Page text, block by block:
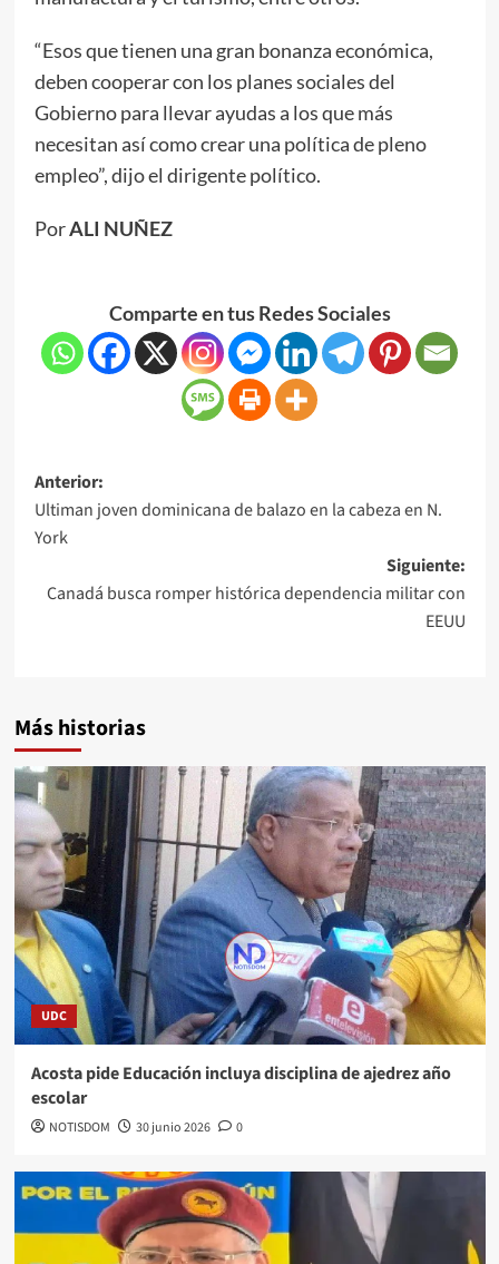
“Esos que tienen una gran bonanza económica,
deben cooperar con los planes sociales del
Gobierno para llevar ayudas a los que más
necesitan así como crear una política de pleno
empleo”, dijo el dirigente político.
PorALI NUÑEZ
Comparte en tus Redes Sociales
Anterior:
Ultiman joven dominicana de balazo en la cabeza en N.
York
Siguiente:
Canadá busca romper histórica dependencia militar con
EEUU
Más historias
UDC
Acosta pide Educación incluya disciplina de ajedrez año
escolar
NOTISDOM 30 junio 2026 0